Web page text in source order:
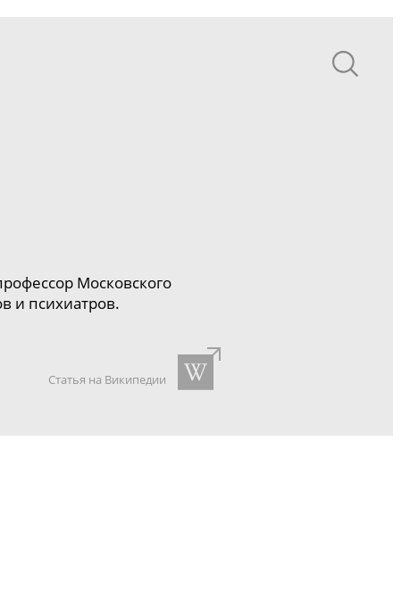
Московского
и психиатров.
Статья на Википедии